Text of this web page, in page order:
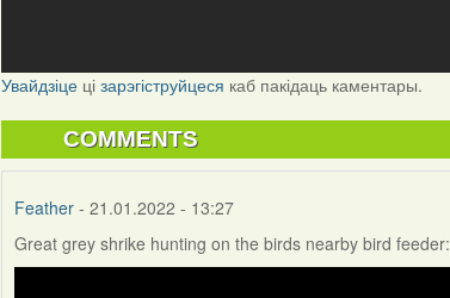
Увайдзіце цізарэгіструйцеся каб пакідаць каментары.
COMMENTS
Feather - 21.01.2022 - 13:27
Great grey shrike hunting on the birds nearby bird feeder: